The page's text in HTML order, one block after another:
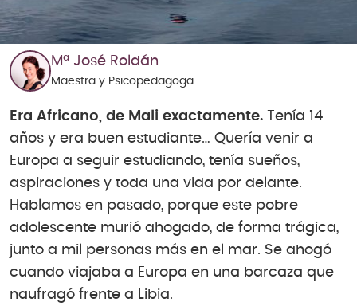
Mª José Roldán
Maestra y Psicopedagoga
Era Africano, de Mali exactamente. Tenía 14
años y era buen estudiante… Quería venir a
Europa a seguir estudiando, tenía sueños,
aspiraciones y toda una vida por delante.
Hablamos en pasado, porque este pobre
adolescente murió ahogado, de forma trágica,
junto a mil personas más en el mar. Se ahogó
cuando viajaba a Europa en una barcaza que
naufragó frente a Libia.